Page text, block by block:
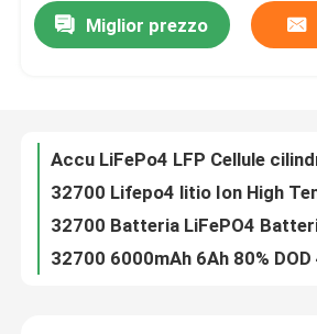
Mostra VR
Fatory Tour
Controllo di qualità
Miglior prezzo